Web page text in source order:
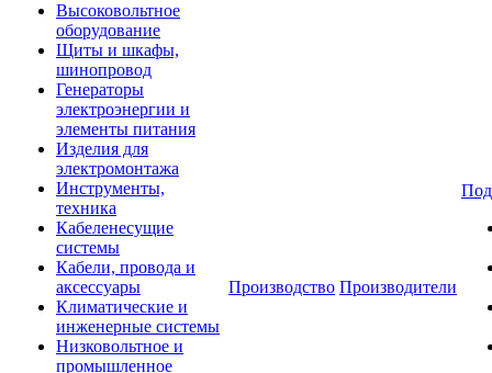
Высоковольтное
оборудование
Щиты и шкафы,
шинопровод
Генераторы
электроэнергии и
элементы питания
Изделия для
электромонтажа
Инструменты,
техника
Кабеленесущие
системы
Кабели, провода и
аксессуары
Климатические и
инженерные системы
Низковольтное и
промышленное
Производство Производители